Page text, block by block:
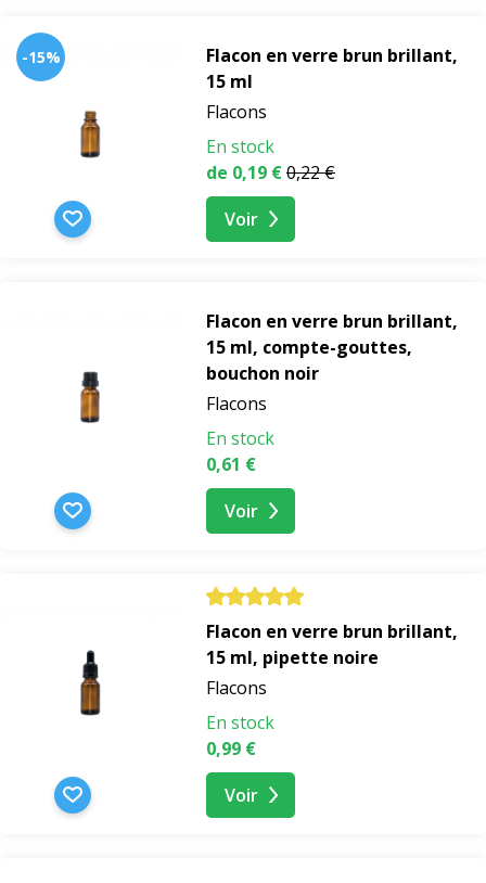
-15%
Flacon en verre brun brillant,
15 ml
Flacons
En stock
de 0,19 €0,22 €
Voir
Flacon en verre brun brillant,
15 ml, compte-gouttes,
bouchon noir
Flacons
En stock
0,61 €
Voir
Flacon en verre brun brillant,
15 ml, pipette noire
Flacons
En stock
0,99 €
Voir